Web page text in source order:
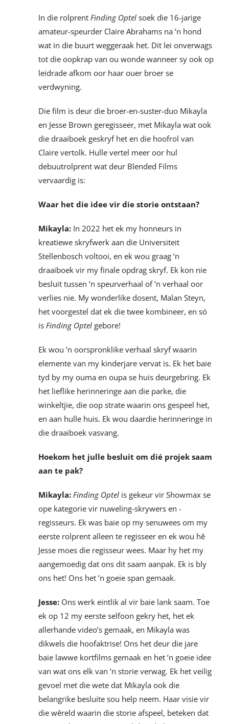
In die rolprent Finding Optelsoek die 16-jarige
amateur-speurder Claire Abrahams na ’n hond
wat in die buurt weggeraak het. Dit lei onverwags
tot die oopkrap van ou wonde wanneer sy ook op
leidrade afkom oor haar ouer broer se
verdwyning.
Die film is deur die broer-en-suster-duo Mikayla
en Jesse Brown geregisseer, met Mikayla wat ook
die draaiboek geskryf het en die hoofrol van
Claire vertolk. Hulle vertel meer oor hul
debuutrolprent wat deur Blended Films
vervaardig is:
Waar het die idee vir die storie ontstaan?
Mikayla:In 2022 het ek my honneurs in
kreatiewe skryfwerk aan die Universiteit
Stellenbosch voltooi, en ek wou graag ’n
draaiboek vir my finale opdrag skryf. Ek kon nie
besluit tussen ’n speurverhaal of ’n verhaal oor
verlies nie. My wonderlike dosent, Malan Steyn,
het voorgestel dat ek die twee kombineer, en só
is Finding Optelgebore!
Ek wou ’n oorspronklike verhaal skryf waarin
elemente van my kinderjare vervat is. Ek het baie
tyd by my ouma en oupa se huis deurgebring. Ek
het lieflike herinneringe aan die parke, die
winkeltjie, die oop strate waarin ons gespeel het,
en aan hulle huis. Ek wou daardie herinneringe in
die draaiboek vasvang.
Hoekom het julle besluit om dié projek saam
aan te pak?
Mikayla: Finding Optelis gekeur vir Showmax se
ope kategorie vir nuweling-skrywers en -
regisseurs. Ek was baie op my senuwees om my
eerste rolprent alleen te regisseer en ek wou hê
Jesse moes die regisseur wees. Maar hy het my
aangemoedig dat ons dit saam aanpak. Ek is bly
ons het! Ons het ’n goeie span gemaak.
Jesse:Ons werk eintlik al vir baie lank saam. Toe
ek op 12 my eerste selfoon gekry het, het ek
allerhande video’s gemaak, en Mikayla was
dikwels die hoofaktrise! Ons het deur die jare
baie lawwe kortfilms gemaak en het ’n goeie idee
van wat ons elk van ’n storie verwag. Ek het veilig
gevoel met die wete dat Mikayla ook die
belangrike besluite sou help neem. Haar visie vir
die wêreld waarin die storie afspeel, beteken dat